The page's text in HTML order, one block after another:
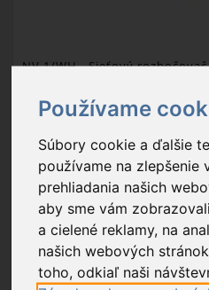
Používame
Súbory cookie a ďalšie
používame na zlepšenie
prehliadania našich
aby sme vám
a cielené reklamy, na
našich webových
toho, odkiaľ naši
NV 1/WH- Sieťový
1,29 €
Na sklade
menovité napätie: 250 V~; menovitý
Balenie: 1 ks
Exportný kartón: 300 ks